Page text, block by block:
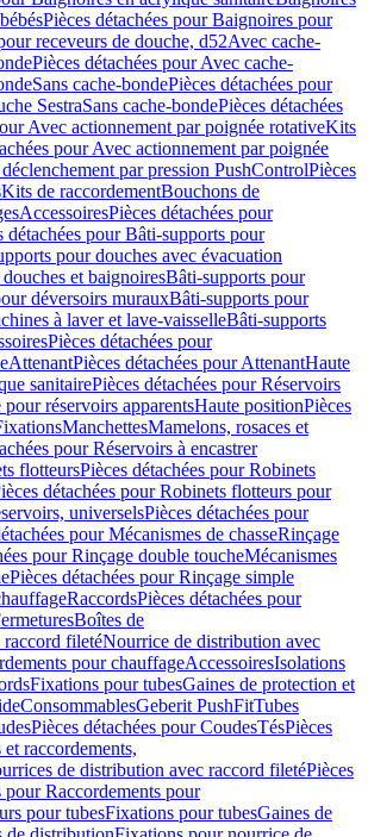
Pièces détachées pour Baignoires pour
receveurs de douche, d52Avec cache-
Pièces détachées pour Avec cache-
Sans cache-bondePièces détachées pour
SestraSans cache-bondePièces détachées
Avec actionnement par poignée rotativeKits
pour Avec actionnement par poignée
par pression PushControlPièces
Kits de raccordementBouchons de
AccessoiresPièces détachées pour
détachées pour Bâti-supports pour
pour douches avec évacuation
et baignoiresBâti-supports pour
déversoirs murauxBâti-supports pour
à laver et lave-vaisselleBâti-supports
Pièces détachées pour
AttenantPièces détachées pour AttenantHaute
sanitairePièces détachées pour Réservoirs
pour réservoirs apparentsHaute positionPièces
ManchettesMamelons, rosaces et
pour Réservoirs à encastrer
flotteursPièces détachées pour Robinets
détachées pour Robinets flotteurs pour
universelsPièces détachées pour
pour Mécanismes de chasseRinçage
pour Rinçage double toucheMécanismes
Pièces détachées pour Rinçage simple
RaccordsPièces détachées pour
Boîtes de
raccord filetéNourrice de distribution avec
pour chauffageAccessoiresIsolations
Fixations pour tubesGaines de protection et
ConsommablesGeberit PushFitTubes
Pièces détachées pour CoudesTésPièces
raccordements,
de distribution avec raccord filetéPièces
pour Raccordements pour
pour tubesFixations pour tubesGaines de